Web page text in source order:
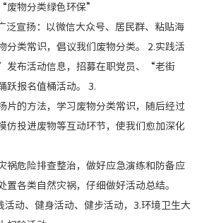
废物分类绿色环保”
宣扬：以微信大众号、居民群、粘贴海
分类常识，倡议我们废物分类。 2.实践活
布活动信息，招募在职党员、“老街
跃报名值桶活动。 3.
的方法，学习废物分类常识，随后经过
仿投进废物等互动环节，使我们愈加深化
危险排查整治，做好应急演练和防备应
置各类自然灾祸，仔细做好活动总结。
动、健身活动、健步活动，3.环境卫生大